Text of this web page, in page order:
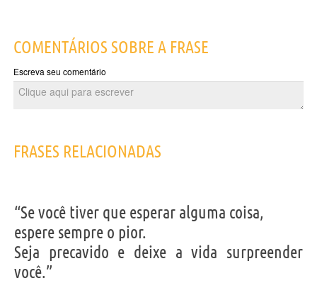
COMENTÁRIOS SOBRE A FRASE
Escreva seu comentário
FRASES RELACIONADAS
“Se você tiver que esperar alguma coisa,
espere sempre o pior.
Seja precavido e deixe a vida surpreender
você.”